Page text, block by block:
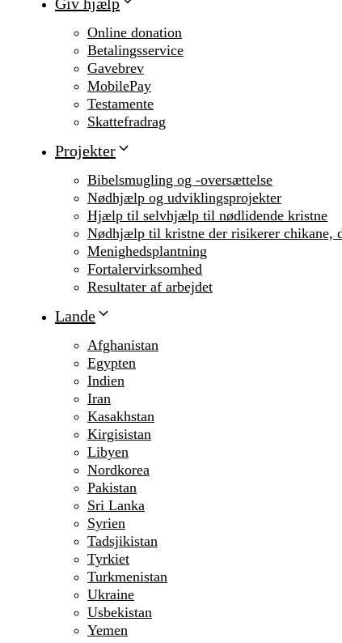
Online donation
Betalingsservice
Gavebrev
MobilePay
Testamente
Skattefradrag
Projekter
Bibelsmugling og -oversættelse
Nødhjælp og udviklingsprojekter
Hjælp til selvhjælp til nødlidende kristne
Nødhjælp til kristne der risikerer chikane,
Menighedsplantning
Fortalervirksomhed
Resultater af arbejdet
Lande
Afghanistan
Egypten
Indien
Iran
Kasakhstan
Kirgisistan
Libyen
Nordkorea
Pakistan
Sri Lanka
Syrien
Tadsjikistan
Tyrkiet
Turkmenistan
Ukraine
Usbekistan
Yemen